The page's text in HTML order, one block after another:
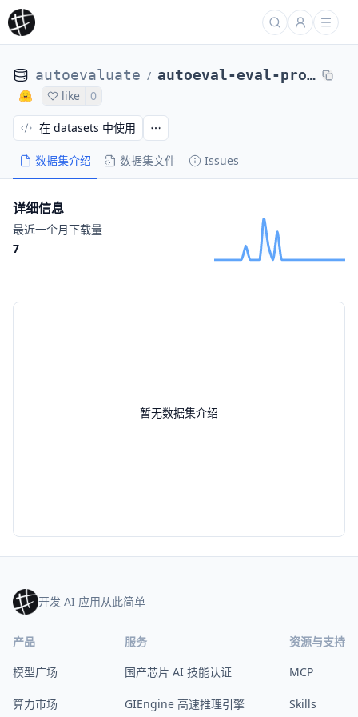
autoevaluate / autoeval-eval-project-emotion-d1b053b7-1266448547
like 0
数据集介绍 数据集文件 Issues
在 datasets 中使用
暂无数据集介绍
详细信息
最近一个月下载量
7
开发 AI 应用从此简单
产品
模型广场
算力市场
服务
国产芯片 AI 技能认证
GIEngine 高速推理引擎
资源与支持
MCP
Skills